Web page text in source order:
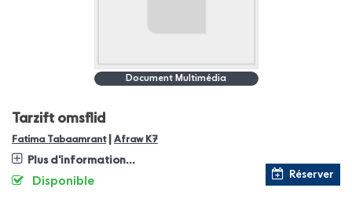
Document Multimédia
Tarzift omsflid
Fatima Tabaamrant Afraw K7
Plus d'information...
Réserver
Disponible